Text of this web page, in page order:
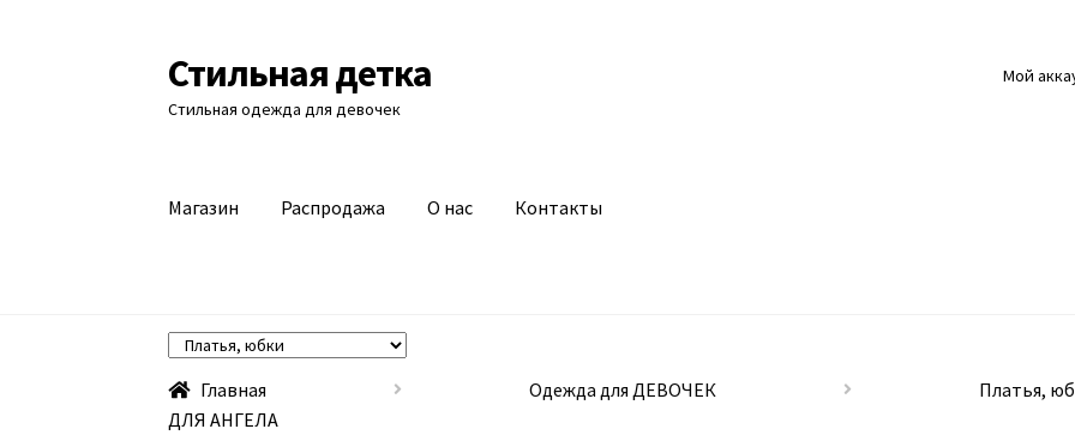
Перейти
к
навигации
Перейти
к
содержимому
Стильная детка
Стильная одежда для девочек
Мой
Магазин Распродажа О нас Контакты
Главная Одежда для ДЕВОЧЕК
Платья,
ДЛЯ АНГЕЛА